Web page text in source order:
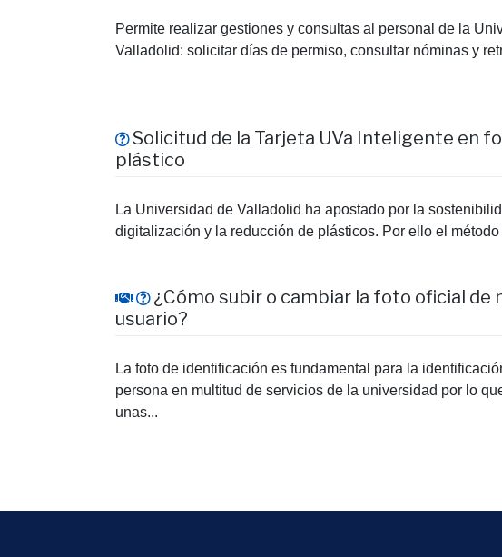
Permite realizar gestiones y consultas al personal de la
Valladolid: solicitar días de permiso, consultar nóminas y
Solicitud de la Tarjeta UVa Inteligente en
plástico
La Universidad de Valladolid ha apostado por la
digitalización y la reducción de plásticos. Por ello el método
¿Cómo subir o cambiar la foto oficial de
usuario?
La foto de identificación es fundamental para la
persona en multitud de servicios de la universidad por lo
unas...